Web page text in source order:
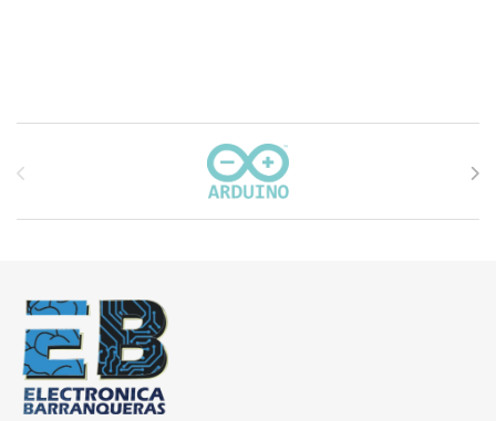
Carrusel de marcas